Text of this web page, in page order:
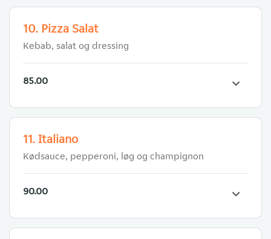
10. Pizza Salat
Kebab, salat og dressing
85.00
11. Italiano
Kødsauce, pepperoni, løg og champignon
90.00